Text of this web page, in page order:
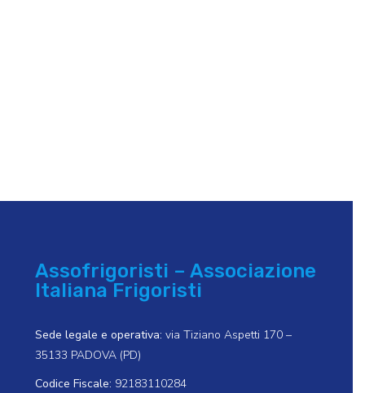
Assofrigoristi – Associazione
Italiana Frigoristi
Sede legale e operativa: via Tiziano Aspetti 170 –
35133 PADOVA (PD)
Codice Fiscale: 92183110284